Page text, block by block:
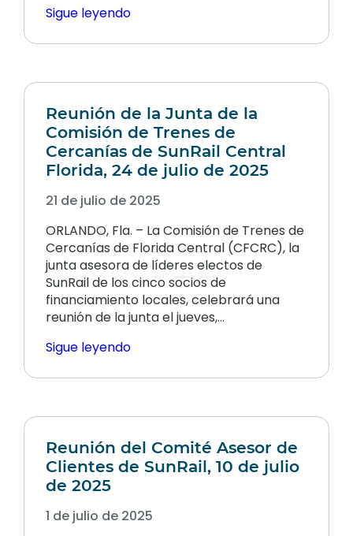
Sigue leyendo
Reunión de la Junta de la
Comisión de Trenes de
Cercanías de SunRail Central
Florida, 24 de julio de 2025
21 de julio de 2025
ORLANDO, Fla. – La Comisión de Trenes de
Cercanías de Florida Central (CFCRC), la
junta asesora de líderes electos de
SunRail de los cinco socios de
financiamiento locales, celebrará una
reunión de la junta el jueves,…
Sigue leyendo
Reunión del Comité Asesor de
Clientes de SunRail, 10 de julio
de 2025
1 de julio de 2025